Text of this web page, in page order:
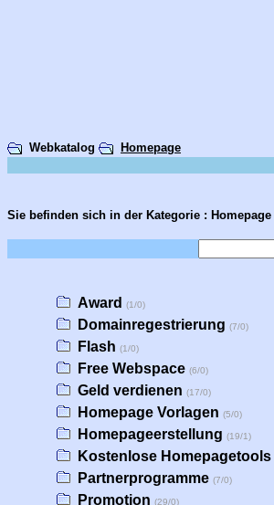
Webkatalog Homepage
Sie befinden sich in der Kategorie : Homepage
Award (1/0)
Domainregestrierung (7/0)
Flash (1/0)
Free Webspace (6/0)
Geld verdienen (17/0)
Homepage Vorlagen (5/0)
Homepageerstellung (19/1)
Kostenlose Homepagetools
Partnerprogramme (7/0)
Promotion (29/0)